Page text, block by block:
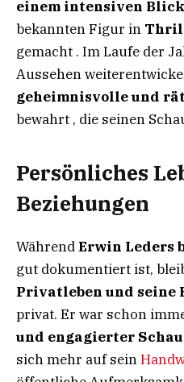
einem intensiven Blick
bekannten Figur in
gemacht . Im Laufe der
Aussehen
geheimnisvolle und
bewahrt , die seinen
Persönliches
Beziehungen
WährendErwin Leders
gut dokumentiert ist,
Privatleben und seine
privat. Er war schon
und engagierter
sich mehr auf sein